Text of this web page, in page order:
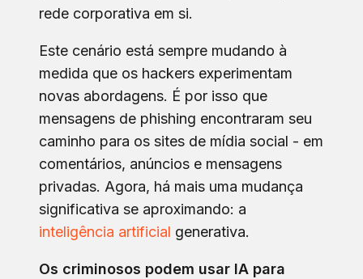
rede corporativa em si.
Este cenário está sempre mudando à
medida que os hackers experimentam
novas abordagens. É por isso que
mensagens de phishing encontraram seu
caminho para os sites de mídia social - em
comentários, anúncios e mensagens
privadas. Agora, há mais uma mudança
significativa se aproximando: a
inteligência artificial generativa.
Os criminosos podem usar IA para